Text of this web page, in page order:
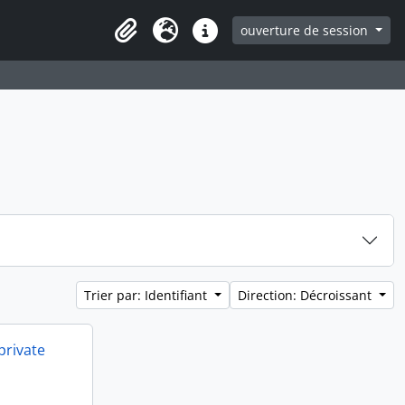
ClipboardLangueLiens rapidesouverture de session
Trier par: Identifiant Direction: Décroissant